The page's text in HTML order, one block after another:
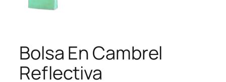
Bolsa En Cambrel
Reflectiva